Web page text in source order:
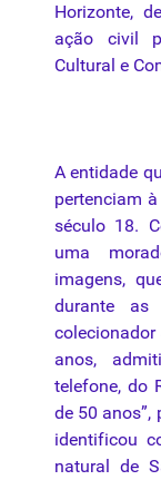
Horizonte,
ação civil
Cultural e
A entidade
pertenciam à
século 18.
uma
imagens,
durante as
colecionador
anos,
telefone, do
de 50 anos”,
identificou
natural de